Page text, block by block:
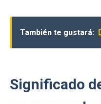
También te gustará:
Significado